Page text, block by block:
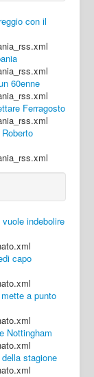
con il
60enne
Ferragosto
indebolire
capo
a punto
Nottingham
stagione